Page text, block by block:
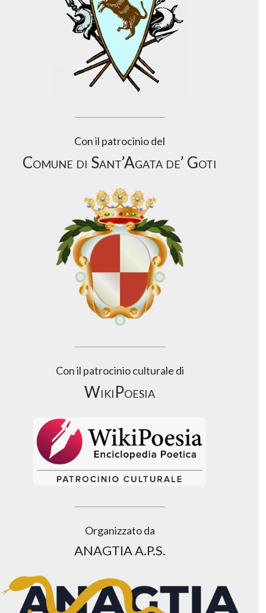
Con il patrocinio del
Comune di Sant’Agata de’ Goti
Con il patrocinio culturale di
WikiPoesia
Organizzato da
ANAGTIA A.P.S.